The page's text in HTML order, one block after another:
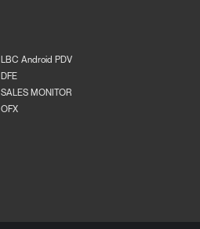
LBC Android PDV
DFE
SALES MONITOR
OFX